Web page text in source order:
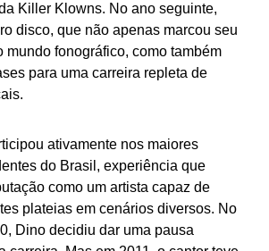
Killer Klowns. No ano seguinte,
disco, que não apenas marcou seu
mundo fonográfico, como também
para uma carreira repleta de
ativamente nos maiores
do Brasil, experiência que
como um artista capaz de
plateias em cenários diversos. No
Dino decidiu dar uma pausa